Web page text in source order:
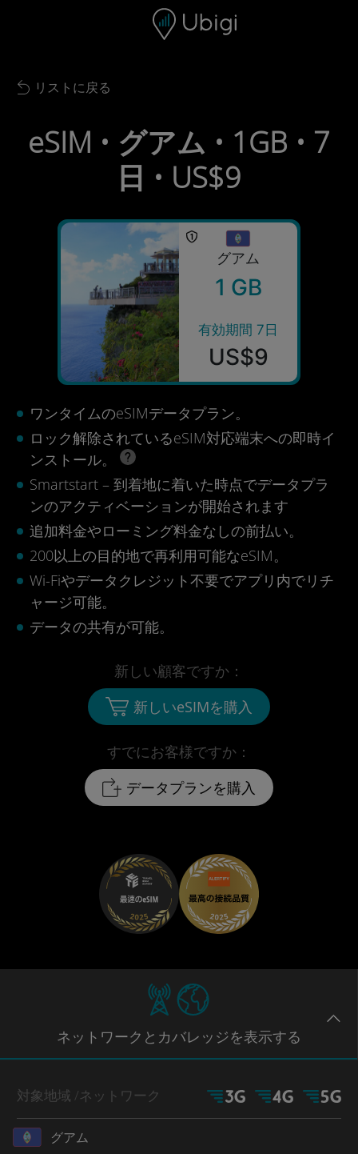
ナビゲーションバー フッター
Back to list
リストに戻る
eSIM • グアム • 1GB • 7
日 • US$9
グアム
1 GB
有効期間 7日
US$9
ワンタイムのeSIMデータプラン。
ロック解除されているeSIM対応端末への即時イ
ンストール。
Smartstart – 到着地に着いた時点でデータプラ
ンのアクティベーションが開始されます
追加料金やローミング料金なしの前払い。
200以上の目的地で再利用可能なeSIM。
Wi-Fiやデータクレジット不要でアプリ内でリチ
ャージ可能。
データの共有が可能。
すでにお客様ですか：
データプランを購入
新しい顧客ですか：
新しいeSIMを購入
ネットワークとカバレッジを表示する
対象地域 /ネットワーク
グアム